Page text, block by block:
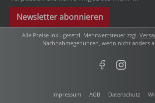
Newsletter abonnieren
Alle Preise inkl. gesetzl. Mehrwertsteuer zzgl.
Nachnahmegebühren, wenn nicht anders
Impressum AGB Datenschutz